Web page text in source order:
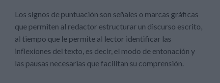
Los signos de puntuación son señales o marcas gráficas
que permiten al redactor estructurar un discurso escrito,
al tiempo que le permite al lector identificar las
inflexiones del texto, es decir, el modo de entonación y
las pausas necesarias que facilitan su comprensión.